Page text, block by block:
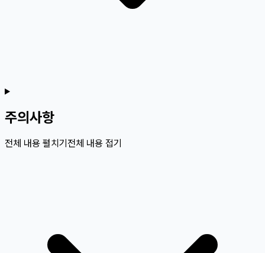
주의사항
전체 내용 펼치기전체 내용 접기